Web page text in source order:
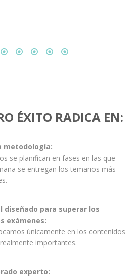
ÉXITO RADICA EN:
metodología:
se planifican en fases en las que
se entregan los temarios más
diseñado para superar los
exámenes:
únicamente en los contenidos
importantes.
experto: